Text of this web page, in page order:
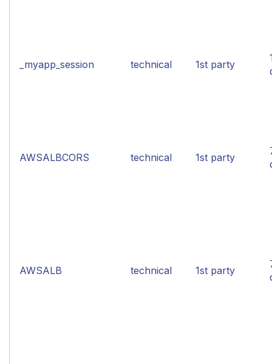
_myapp_session technical 1st party
AWSALBCORS technical 1st party
AWSALB technical 1st party